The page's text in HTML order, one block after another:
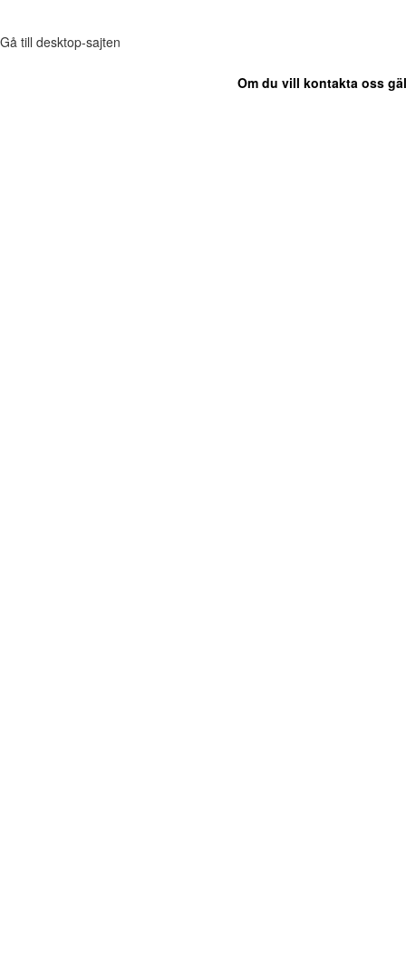
Gå till desktop-sajten
Om du vill kontakta oss